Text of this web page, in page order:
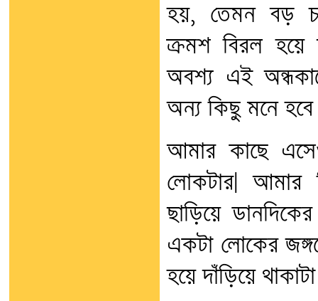
হয়, তেমন বড়
ক্রমশ বিরল হয়ে
অবশ্য এই
অন্য কিছু মনে হবে
আমার কাছে
লোকটার| আমার
ছাড়িয়ে
একটা লোকের
হয়ে দাঁড়িয়ে